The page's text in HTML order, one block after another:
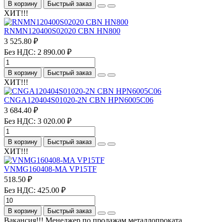
В корзину Быстрый заказ
ХИТ!!!
RNMN120400S02020 CBN HN800
3 525.80 ₽
Без НДС: 2 890.00 ₽
В корзину Быстрый заказ
ХИТ!!!
CNGA120404S01020-2N CBN HPN6005C06
3 684.40 ₽
Без НДС: 3 020.00 ₽
В корзину Быстрый заказ
ХИТ!!!
VNMG160408-MA VP15TF
518.50 ₽
Без НДС: 425.00 ₽
В корзину Быстрый заказ